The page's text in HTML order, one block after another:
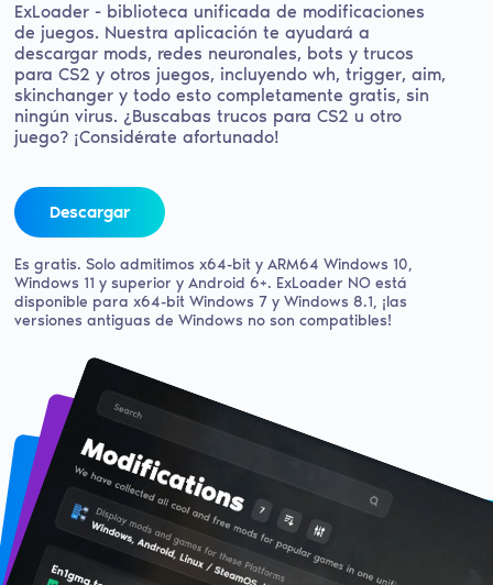
ExLoader - biblioteca unificada de modificaciones
de juegos. Nuestra aplicación te ayudará a
descargar mods, redes neuronales, bots y trucos
para CS2 y otros juegos, incluyendo wh, trigger, aim,
skinchanger y todo esto completamente gratis, sin
ningún virus. ¿Buscabas trucos para CS2 u otro
juego? ¡Considérate afortunado!
Descargar
Es gratis. Solo admitimos x64-bit y ARM64 Windows 10,
Windows 11 y superior y Android 6+. ExLoader NO está
disponible para x64-bit Windows 7 y Windows 8.1, ¡las
versiones antiguas de Windows no son compatibles!